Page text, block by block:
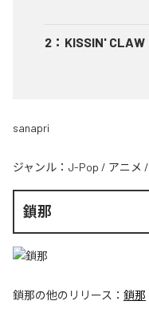
2 ： KISSIN' CLAW
sanapri
ジャンル： J-Pop / アニメ /
鎖那
鎖那の他のリリース： 鎖那